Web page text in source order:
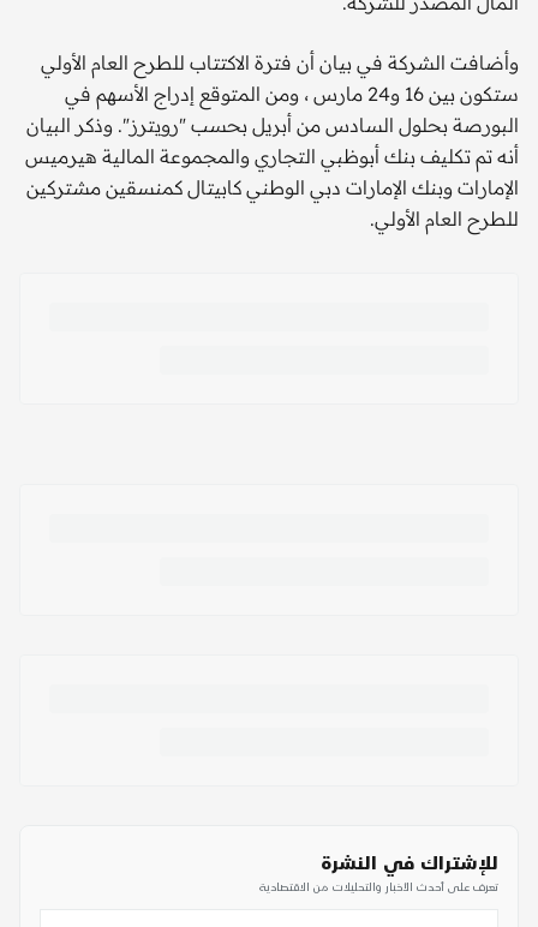
وأضافت الشركة في بيان أن فترة الاكتتاب للطرح العام الأولي
ستكون بين 16 و24 مارس ، ومن المتوقع إدراج الأسهم في
البورصة بحلول السادس من أبريل بحسب "رويترز". وذكر البيان
أنه تم تكليف بنك أبوظبي التجاري والمجموعة المالية هيرميس
الإمارات وبنك الإمارات دبي الوطني كابيتال كمنسقين مشتركين
للطرح العام الأولي.
للإشتراك في النشرة
تعرف على أحدث الأخبار والتحليلات من الاقتصادية